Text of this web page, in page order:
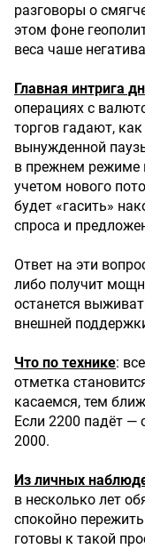
разговоры о
этом фоне
веса чаше
Главная интрига
операциях с
торгов гадают,
вынужденной
в прежнем режиме
учетом нового
будет «гасить»
спроса и
Ответ на эти
либо получит
останется
внешней
Что по технике:
отметка
касаемся, тем
Если 2200 падёт
2000.
Из личных
в несколько лет
спокойно
готовы к такой